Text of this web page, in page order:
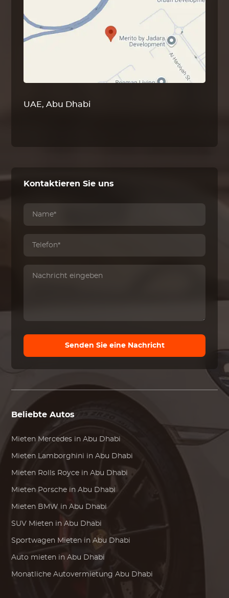
UAE, Abu Dhabi
Kontaktieren Sie uns
Senden Sie eine Nachricht
Beliebte Autos
Mieten Mercedes in Abu Dhabi
Mieten Lamborghini in Abu Dhabi
Mieten Rolls Royce in Abu Dhabi
Mieten Porsche in Abu Dhabi
Mieten BMW in Abu Dhabi
SUV Mieten in Abu Dhabi
Sportwagen Mieten in Abu Dhabi
Auto mieten in Abu Dhabi
Monatliche Autovermietung Abu Dhabi